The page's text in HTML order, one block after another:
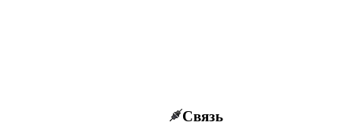
Связь